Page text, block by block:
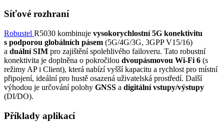
Síťové rozhraní
Robustel R5030 kombinuje vysokorychlostní 5G konektivitu
s podporou globálních pásem (5G/4G/3G, 3GPP V15/16)
a duální SIM pro zajištění spolehlivého failoveru. Tato robustní
konektivita je doplněna o pokročilou dvoupásmovou Wi-Fi 6 (s
režimy AP i Client), která nabízí vyšší kapacitu a rychlost pro místní
připojení, ideální pro hustě osazená uživatelská prostředí. Další
výhodou je určování polohy GNSS a digitální vstupy/výstupy
(DI/DO).
Příklady aplikací